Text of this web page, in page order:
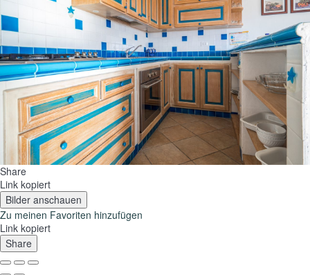
Share
Link kopiert
Bilder anschauen
Zu meinen Favoriten hinzufügen
Link kopiert
Share